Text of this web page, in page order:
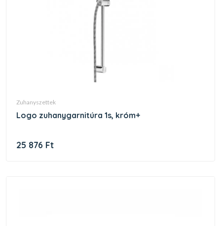
zuhanyszettek
logo zuhanygarnitúra 1s, króm+
25 876 Ft